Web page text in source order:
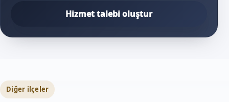
Hizmet talebi oluştur
Diğer ilçeler